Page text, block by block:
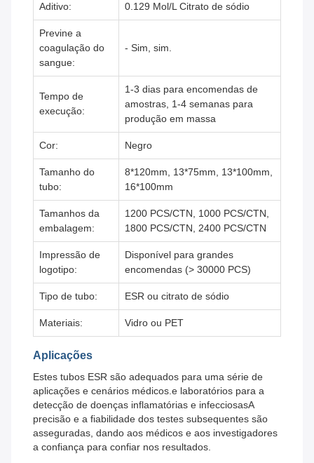
Aditivo: 0.129 Mol/L Citrato de sódio
Previne a
coagulação do
sangue:
- Sim, sim.
Tempo de
execução:
1-3 dias para encomendas de
amostras, 1-4 semanas para
produção em massa
Cor: Negro
Tamanho do
tubo:
8*120mm, 13*75mm, 13*100mm,
16*100mm
Tamanhos da
embalagem:
1200 PCS/CTN, 1000 PCS/CTN,
1800 PCS/CTN, 2400 PCS/CTN
Impressão de
logotipo:
Disponível para grandes
encomendas (> 30000 PCS)
Tipo de tubo: ESR ou citrato de sódio
Materiais: Vidro ou PET
Aplicações
Estes tubos ESR são adequados para uma série de
aplicações e cenários médicos.e laboratórios para a
detecção de doenças inflamatórias e infecciosasA
precisão e a fiabilidade dos testes subsequentes são
asseguradas, dando aos médicos e aos investigadores
a confiança para confiar nos resultados.